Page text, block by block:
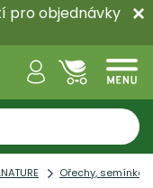
pro objednávky
Ořechy, semínka